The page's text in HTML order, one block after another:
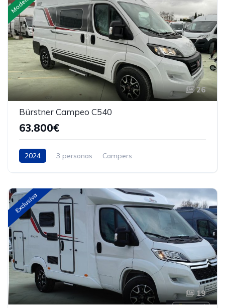
26
Bürstner Campeo C540
63.800€
2024 3 personas Campers
Exclusiva
19